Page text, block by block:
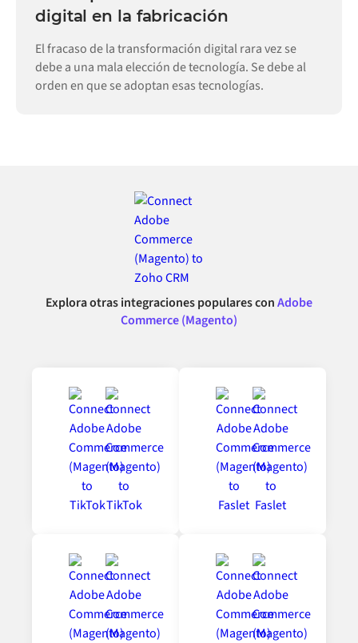
digital en la fabricación
El fracaso de la transformación digital rara vez se
debe a una mala elección de tecnología. Se debe al
orden en que se adoptan esas tecnologías.
Explora otras integraciones populares conAdobe
Commerce (Magento)